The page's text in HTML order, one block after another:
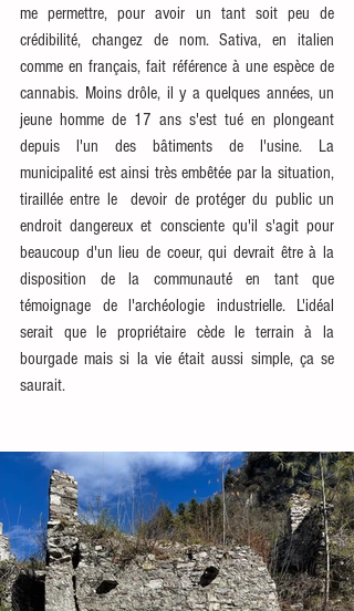
me permettre, pour avoir un tant soit peu de
crédibilité, changez de nom. Sativa, en italien
comme en français, fait référence à une espèce de
cannabis. Moins drôle, il y a quelques années, un
jeune homme de 17 ans s'est tué en plongeant
depuis l'un des bâtiments de l'usine. La
municipalité est ainsi très embêtée par la situation,
tiraillée entre le  devoir de protéger du public un
endroit dangereux et consciente qu'il s'agit pour
beaucoup d'un lieu de coeur, qui devrait être à la
disposition de la communauté en tant que
témoignage de l'archéologie industrielle. L'idéal
serait que le propriétaire cède le terrain à la
bourgade mais si la vie était aussi simple, ça se
saurait.